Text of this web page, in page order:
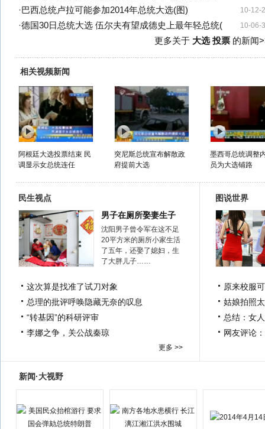
10-12-
·巴西总统卢拉可能参加2014年总统大选(图)
10-06-
·德国30日总统大选 伍尔夫有望成德史上最年轻总统(
更多关于 大选 投票的新闻
相关视频新闻
阿根廷大选投票结束 民
调显示女总统连任
突尼斯总统宣布解散政
府提前大选
墨西哥总统调整
员为大选铺路
民生视点
男子在厕所娶妻生子
沈阳男子曾令军在这不足
20平方米的厕所小家生活
了五年，还娶了媳妇，生
了大胖儿子……
这次算是找准了试刀对象
总理的批评呼唤隐藏无奈的叹息
“转基因”的科研评审
李娜之争，关公战秦琼
更多 >>
图说世界
原来校服
姑娘拍照
总结：女
网友评论
新闻·大视野